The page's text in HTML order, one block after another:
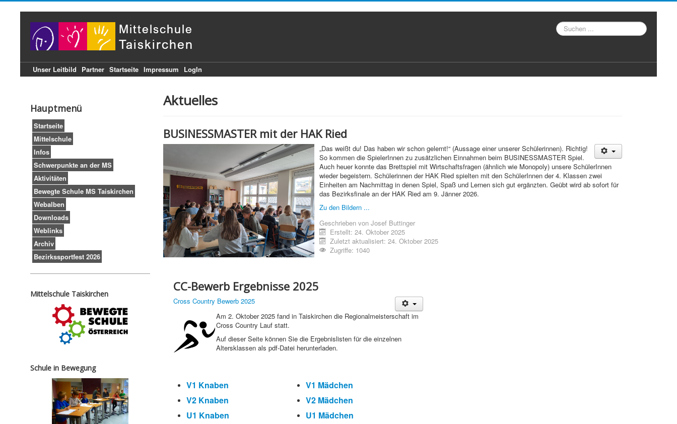
Suche
Unser Leitbild Partner Startseite Impressum LogIn
Hauptmenü
Startseite
Mittelschule
Infos
Schwerpunkte an der MS
Aktivitäten
Bewegte Schule MS Taiskirchen
Webalben
Downloads
Weblinks
Archiv
Bezirkssportfest 2026
Mittelschule Taiskirchen
Schule in Bewegung
Aktuelles
BUSINESSMASTER mit der HAK Ried
„Das weißt du! Das haben wir schon gelernt!“ (Aussage einer unserer Schülerinnen). Richtig!
So kommen die SpielerInnen zu zusätzlichen Einnahmen beim BUSINESSMASTER Spiel.
Auch heuer konnte das Brettspiel mit Wirtschaftsfragen (ähnlich wie Monopoly) unsere SchülerInnen
wieder begeistern. Schülerinnen der HAK Ried spielten mit den SchülerInnen der 4. Klassen zwei
Einheiten am Nachmittag in denen Spiel, Spaß und Lernen sich gut ergänzten. Geübt wird ab sofort für
das Bezirksfinale an der HAK Ried am 9. Jänner 2026.
Zu den Bildern ...
Geschrieben von Josef Buttinger
Erstellt: 24. Oktober 2025
Zuletzt aktualisiert: 24. Oktober 2025
Zugriffe: 1040
CC-Bewerb Ergebnisse 2025
Cross Country Bewerb 2025
Am 2. Oktober 2025 fand in Taiskirchen die Regionalmeisterschaft im
Cross Country Lauf statt.
Auf dieser Seite können Sie die Ergebnislisten für die einzelnen
Altersklassen als pdf-Datei herunterladen.
V1 Knaben
V1 Mädchen
V2 Knaben
V2 Mädchen
U1 Knaben
U1 Mädchen